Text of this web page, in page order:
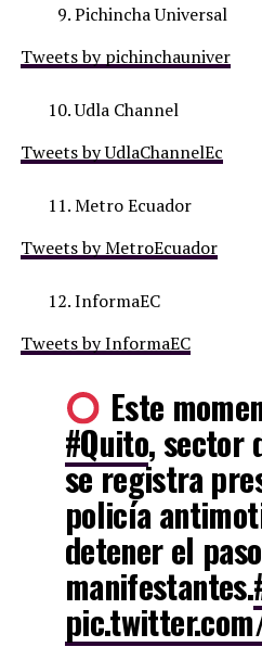
Pichincha Universal
Tweets by pichinchauniver
Udla Channel
Tweets by UdlaChannelEc
Metro Ecuador
Tweets by MetroEcuador
InformaEC
Tweets by InformaEC
Este
#Quito, sector
se registra
policía
detener el
manifestantes.